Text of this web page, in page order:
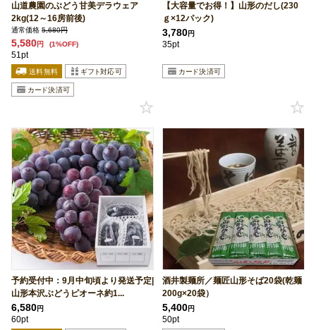
山道農園のぶどう甘美デラウェア
2kg(12～16房前後)
通常価格 5,680円
5,580円 (1%OFF)
51pt
【大容量でお得！】山形のだし(230
ｇ×12パック)
3,780円
35pt
予約受付中：9月中旬頃より発送予定|
山形本沢ぶどうピオーネ約1...
6,580円
60pt
酒井製麺所／麺匠山形そば20袋(乾麺
200g×20袋）
5,400円
50pt